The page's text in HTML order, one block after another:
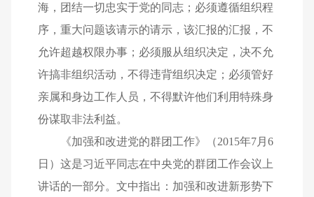
海，团结一切忠实于党的同志；必须遵循组织程
序，重大问题该请示的请示，该汇报的汇报，不
允许超越权限办事；必须服从组织决定，决不允
许搞非组织活动，不得违背组织决定；必须管好
亲属和身边工作人员，不得默许他们利用特殊身
份谋取非法利益。
《加强和改进党的群团工作》（2015年7月6
日）这是习近平同志在中央党的群团工作会议上
讲话的一部分。文中指出：加强和改进新形势下